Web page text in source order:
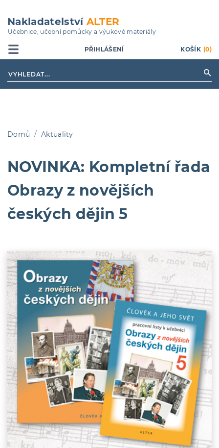
hlavnímu
obsahu
Nakladatelství ALTER
Učebnice, učební pomůcky a výukové materiály
PŘIHLÁŠENÍ KOŠÍK (0)
navigace
Domů Aktuality
NOVINKA: Kompletní řada
Obrazy z novějších
českých dějin 5